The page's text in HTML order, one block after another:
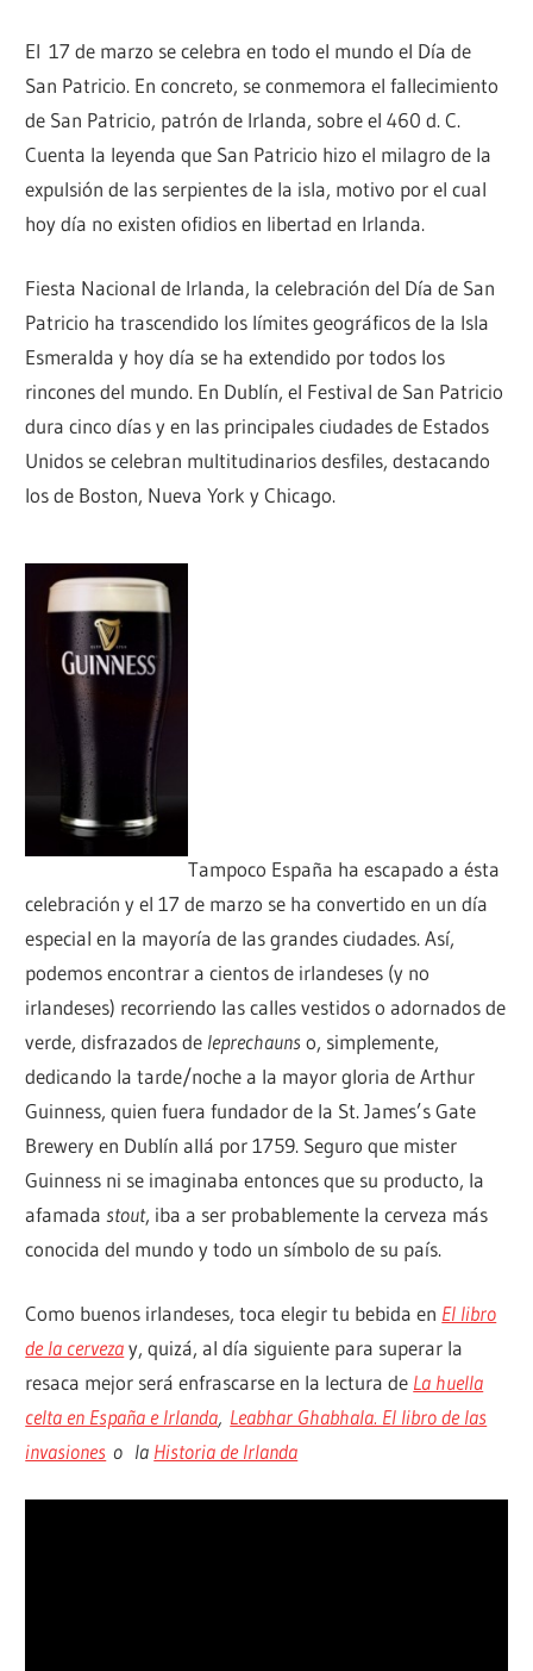
El 17 de marzo se celebra en todo el mundo el Día de
San Patricio. En concreto, se conmemora el fallecimiento
de San Patricio, patrón de Irlanda, sobre el 460 d. C.
Cuenta la leyenda que San Patricio hizo el milagro de la
expulsión de las serpientes de la isla, motivo por el cual
hoy día no existen ofidios en libertad en Irlanda.
Fiesta Nacional de Irlanda, la celebración del Día de San
Patricio ha trascendido los límites geográficos de la Isla
Esmeralda y hoy día se ha extendido por todos los
rincones del mundo. En Dublín, el Festival de San Patricio
dura cinco días y en las principales ciudades de Estados
Unidos se celebran multitudinarios desfiles, destacando
los de Boston, Nueva York y Chicago.
Tampoco España ha escapado a ésta
celebración y el 17 de marzo se ha convertido en un día
especial en la mayoría de las grandes ciudades. Así,
podemos encontrar a cientos de irlandeses (y no
irlandeses) recorriendo las calles vestidos o adornados de
verde, disfrazados de leprechaunso, simplemente,
dedicando la tarde/noche a la mayor gloria de Arthur
Guinness, quien fuera fundador de la St. James’s Gate
Brewery en Dublín allá por 1759. Seguro que mister
Guinness ni se imaginaba entonces que su producto, la
afamada stout, iba a ser probablemente la cerveza más
conocida del mundo y todo un símbolo de su país.
Como buenos irlandeses, toca elegir tu bebida en El libro
de la cervezay, quizá, al día siguiente para superar la
resaca mejor será enfrascarse en la lectura de La huella
celta en España e Irlanda, Leabhar Ghabhala. El libro de las
invasiones o la Historia de Irlanda